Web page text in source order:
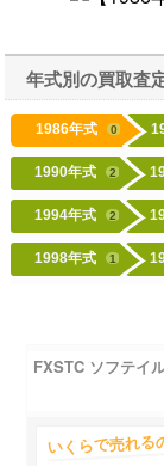
年式別の買取査
1986年式 0
1990年式 2
1994年式 2
1998年式 1
FXSTC ソフテイ
いくらで売れる